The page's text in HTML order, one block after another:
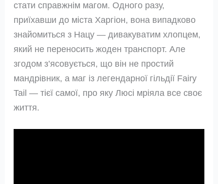
стати справжнім магом. Одного разу,
приїхавши до міста Харгіон, вона випадково
знайомиться з Нацу — дивакуватим хлопцем,
який не переносить жоден транспорт. Але
згодом з’ясовується, що він не простий
мандрівник, а маг із легендарної гільдії Fairy
Tail — тієї самої, про яку Люсі мріяла все своє
життя.